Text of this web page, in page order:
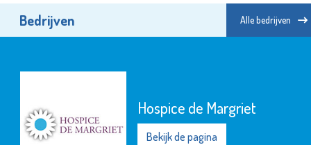
Bedrijven Alle bedrijven
Hospice de Margriet
Bekijk de pagina